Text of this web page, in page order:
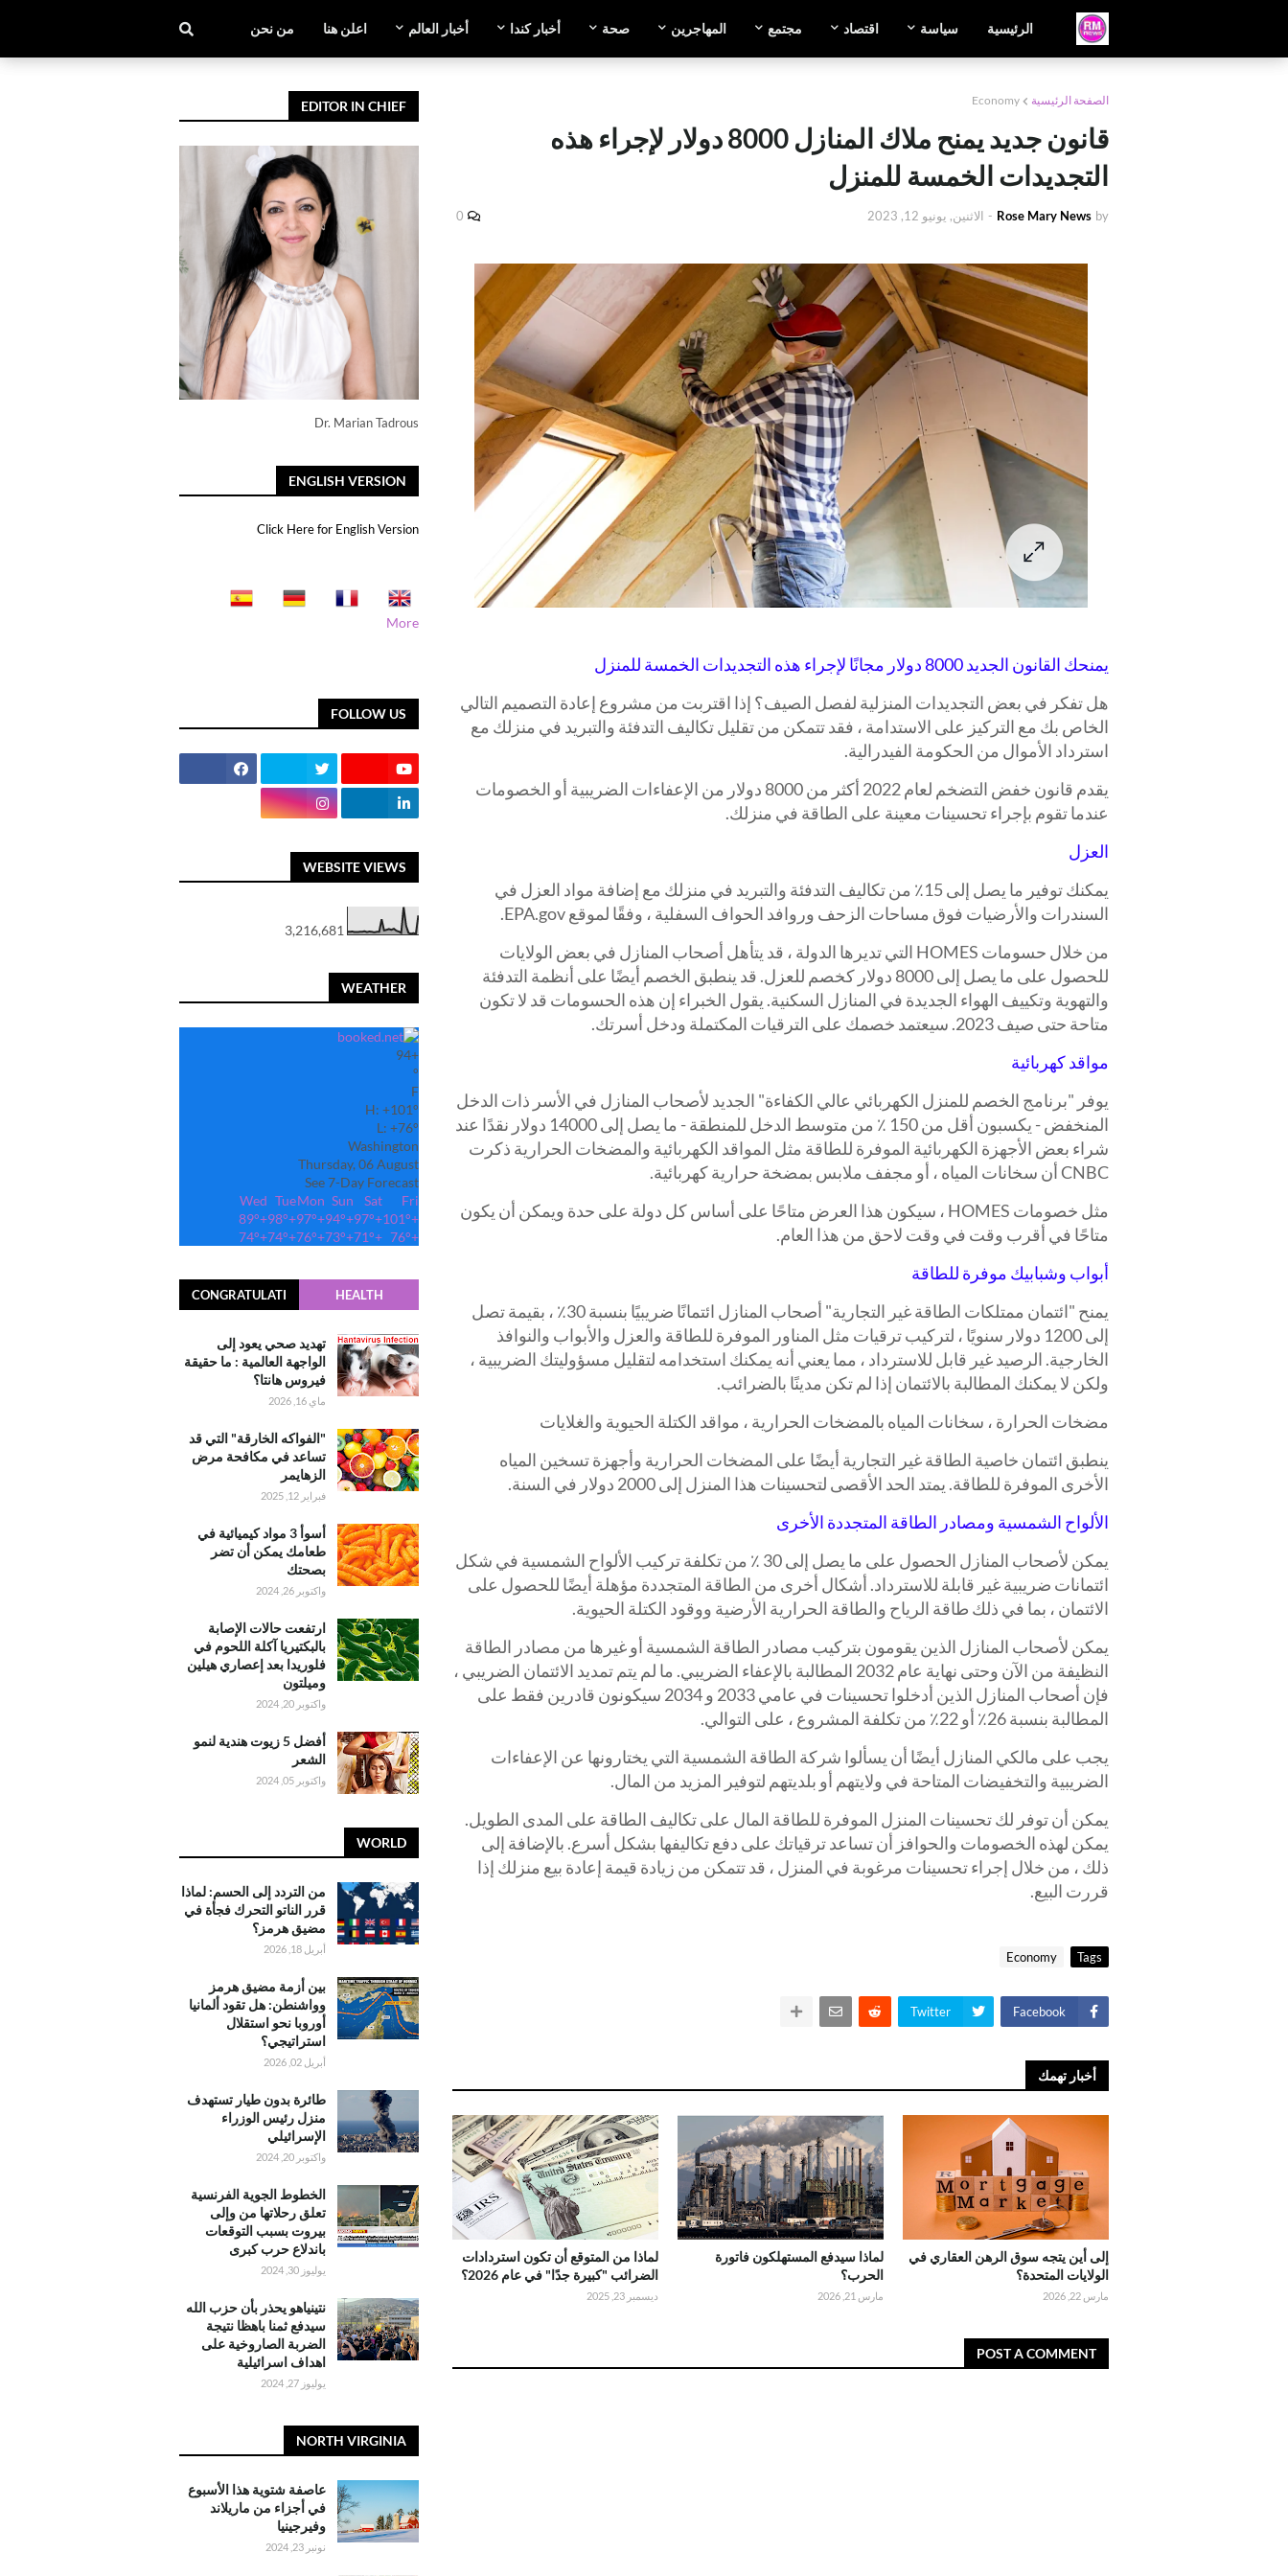
الرئيسية سياسة اقتصاد مجتمع المهاجرين صحة أخبار كندا أخبار العالم اعلن هنا من نحن
الصفحة الرئيسية Economy
قانون جديد يمنح ملاك المنازل 8000 دولار لإجراء هذه
التجديدات الخمسة للمنزل
by
Rose Mary News
- الاثنين, يونيو 12, 2023 0
يمنحك القانون الجديد 8000 دولار مجانًا لإجراء هذه التجديدات الخمسة للمنزل
هل تفكر في بعض التجديدات المنزلية لفصل الصيف؟ إذا اقتربت من مشروع إعادة التصميم التالي
الخاص بك مع التركيز على الاستدامة ، فقد تتمكن من تقليل تكاليف التدفئة والتبريد في منزلك مع
استرداد الأموال من الحكومة الفيدرالية.
يقدم قانون خفض التضخم لعام 2022 أكثر من 8000 دولار من الإعفاءات الضريبية أو الخصومات
عندما تقوم بإجراء تحسينات معينة على الطاقة في منزلك.
العزل
يمكنك توفير ما يصل إلى 15٪ من تكاليف التدفئة والتبريد في منزلك مع إضافة مواد العزل في
السندرات والأرضيات فوق مساحات الزحف وروافد الحواف السفلية ، وفقًا لموقع EPA.gov.
من خلال حسومات HOMES التي تديرها الدولة ، قد يتأهل أصحاب المنازل في بعض الولايات
للحصول على ما يصل إلى 8000 دولار كخصم للعزل. قد ينطبق الخصم أيضًا على أنظمة التدفئة
والتهوية وتكييف الهواء الجديدة في المنازل السكنية. يقول الخبراء إن هذه الحسومات قد لا تكون
متاحة حتى صيف 2023. سيعتمد خصمك على الترقيات المكتملة ودخل أسرتك.
مواقد كهربائية
يوفر "برنامج الخصم للمنزل الكهربائي عالي الكفاءة" الجديد لأصحاب المنازل في الأسر ذات الدخل
المنخفض - يكسبون أقل من 150 ٪ من متوسط الدخل للمنطقة - ما يصل إلى 14000 دولار نقدًا عند
شراء بعض الأجهزة الكهربائية الموفرة للطاقة مثل المواقد الكهربائية والمضخات الحرارية ذكرت
CNBC أن سخانات المياه ، أو مجفف ملابس بمضخة حرارية كهربائية.
مثل خصومات HOMES ، سيكون هذا العرض متاحًا على أساس كل دولة على حدة ويمكن أن يكون
متاحًا في أقرب وقت في وقت لاحق من هذا العام.
أبواب وشبابيك موفرة للطاقة
يمنح "ائتمان ممتلكات الطاقة غير التجارية" أصحاب المنازل ائتمانًا ضريبيًا بنسبة 30٪ ، بقيمة تصل
إلى 1200 دولار سنويًا ، لتركيب ترقيات مثل المناور الموفرة للطاقة والعزل والأبواب والنوافذ
الخارجية. الرصيد غير قابل للاسترداد ، مما يعني أنه يمكنك استخدامه لتقليل مسؤوليتك الضريبية ،
ولكن لا يمكنك المطالبة بالائتمان إذا لم تكن مدينًا بالضرائب.
مضخات الحرارة ، سخانات المياه بالمضخات الحرارية ، مواقد الكتلة الحيوية والغلايات
ينطبق ائتمان خاصية الطاقة غير التجارية أيضًا على المضخات الحرارية وأجهزة تسخين المياه
الأخرى الموفرة للطاقة. يمتد الحد الأقصى لتحسينات هذا المنزل إلى 2000 دولار في السنة.
الألواح الشمسية ومصادر الطاقة المتجددة الأخرى
يمكن لأصحاب المنازل الحصول على ما يصل إلى 30 ٪ من تكلفة تركيب الألواح الشمسية في شكل
ائتمانات ضريبية غير قابلة للاسترداد. أشكال أخرى من الطاقة المتجددة مؤهلة أيضًا للحصول على
الائتمان ، بما في ذلك طاقة الرياح والطاقة الحرارية الأرضية ووقود الكتلة الحيوية.
يمكن لأصحاب المنازل الذين يقومون بتركيب مصادر الطاقة الشمسية أو غيرها من مصادر الطاقة
النظيفة من الآن وحتى نهاية عام 2032 المطالبة بالإعفاء الضريبي. ما لم يتم تمديد الائتمان الضريبي ،
فإن أصحاب المنازل الذين أدخلوا تحسينات في عامي 2033 و 2034 سيكونون قادرين فقط على
المطالبة بنسبة 26٪ أو 22٪ من تكلفة المشروع ، على التوالي.
يجب على مالكي المنازل أيضًا أن يسألوا شركة الطاقة الشمسية التي يختارونها عن الإعفاءات
الضريبية والتخفيضات المتاحة في ولايتهم أو بلديتهم لتوفير المزيد من المال.
يمكن أن توفر لك تحسينات المنزل الموفرة للطاقة المال على تكاليف الطاقة على المدى الطويل.
يمكن لهذه الخصومات والحوافز أن تساعد ترقياتك على دفع تكاليفها بشكل أسرع. بالإضافة إلى
ذلك ، من خلال إجراء تحسينات مرغوبة في المنزل ، قد تتمكن من زيادة قيمة إعادة بيع منزلك إذا
قررت البيع.
Tags
Economy
Facebook
Twitter
أخبار تهمك
إلى أين يتجه سوق الرهن العقاري في
الولايات المتحدة؟
مارس 22, 2026
لماذا سيدفع المستهلكون فاتورة
الحرب؟
مارس 21, 2026
لماذا من المتوقع أن تكون استردادات
الضرائب "كبيرة جدًا" في عام 2026؟
ديسمبر 23, 2025
POST A COMMENT
EDITOR IN CHIEF
Dr. Marian Tadrous
ENGLISH VERSION
Click Here for English Version
More
FOLLOW US
WEBSITE VIEWS
3,216,681
WEATHER
+
94
°
F
H: +101°
L: +76°
Washington
Thursday, 06 August
See 7-Day Forecast
Fri
Sat
Sun
Mon
Tue
Wed
+
101°
+
97°
+
94°
+
97°
+
98°
+
89°
+
76°
+
71°
+
73°
+
76°
+
74°
+
74°
HEALTH
CONGRATULATI
تهديد صحي يعود إلى
الواجهة العالمية : ما حقيقة
فيروس هانتا؟
ماي 16, 2026
"الفواكه الخارقة" التي قد
تساعد في مكافحة مرض
الزهايمر
فبراير 12, 2025
أسوأ 3 مواد كيميائية في
طعامك يمكن أن تضر
بصحتك
واكتوبر 26, 2024
ارتفعت حالات الإصابة
بالبكتيريا آكلة اللحوم في
فلوريدا بعد إعصاري هيلين
وميلتون
واكتوبر 20, 2024
أفضل 5 زيوت هندية لنمو
الشعر
واكتوبر 05, 2024
WORLD
من التردد إلى الحسم: لماذا
قرر الناتو التحرك فجأة في
مضيق هرمز؟
أبريل 18, 2026
بين أزمة مضيق هرمز
وواشنطن: هل تقود ألمانيا
أوروبا نحو استقلال
استراتيجي؟
أبريل 02, 2026
طائرة بدون طيار تستهدف
منزل رئيس الوزراء
الإسرائيلي
واكتوبر 20, 2024
الخطوط الجوية الفرنسية
تعلق رحلاتها من وإلى
بيروت بسبب التوقعات
باندلاع حرب كبرى
يوليوز 30, 2024
نتينياهو يحذر بأن حزب الله
سيدفع ثمنا باهظا نتيجة
الضربة الصاروخية على
اهداف اسرائيلية
يوليوز 27, 2024
NORTH VIRGINIA
عاصفة شتوية هذا الأسبوع
في أجزاء من ماريلاند
وفيرجينيا
نونبر 23, 2024